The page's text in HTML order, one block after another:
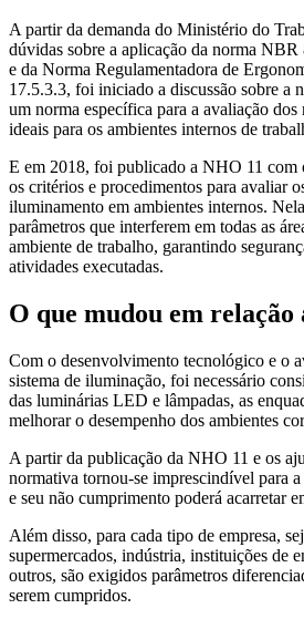
A partir da demanda do Ministério do
dúvidas sobre a aplicação da norma
e da Norma Regulamentadora de
17.5.3.3, foi iniciado a discussão sobre a
um norma específica para a avaliação
ideais para os ambientes internos de
E em 2018, foi publicado a NHO 11 com
os critérios e procedimentos para avaliar
iluminamento em ambientes internos.
parâmetros que interferem em todas as
ambiente de trabalho, garantindo
atividades executadas.
O que mudou em
Com o desenvolvimento tecnológico e o
sistema de iluminação, foi necessário
das luminárias LED e lâmpadas, as
melhorar o desempenho dos ambientes
A partir da publicação da NHO 11 e os
normativa tornou-se imprescindível para
e seu não cumprimento poderá acarretar
Além disso, para cada tipo de empresa,
supermercados, indústria, instituições de
outros, são exigidos parâmetros
serem cumpridos.